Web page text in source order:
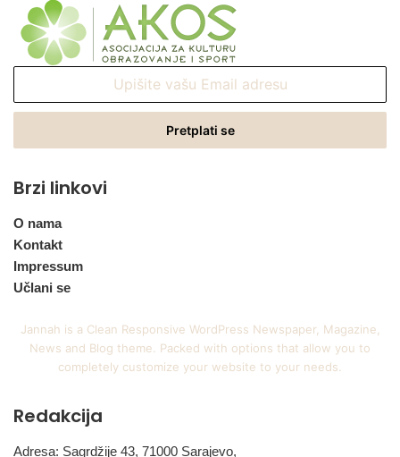
Email
Brzi linkovi
O nama
Kontakt
Impressum
Učlani se
Jannah is a Clean Responsive WordPress Newspaper, Magazine,
News and Blog theme. Packed with options that allow you to
completely customize your website to your needs.
Redakcija
Adresa: Sagrdžije 43, 71000 Sarajevo,